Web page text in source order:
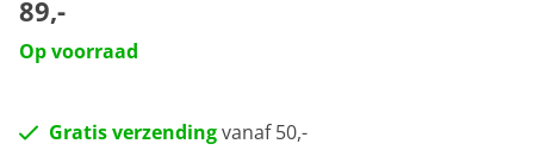
89,-
Op voorraad
Gratis verzendingvanaf 50,-